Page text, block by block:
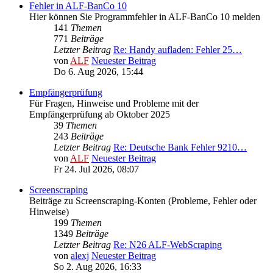
Fehler in ALF-BanCo 10
Hier können Sie Programmfehler in ALF-BanCo 10 melden
141 Themen
771 Beiträge
Letzter Beitrag Re: Handy aufladen: Fehler 25…
vonALF Neuester Beitrag
Do 6. Aug 2026, 15:44
Empfängerprüfung
Für Fragen, Hinweise und Probleme mit der
Empfängerprüfung ab Oktober 2025
39 Themen
243 Beiträge
Letzter Beitrag Re: Deutsche Bank Fehler 9210…
vonALF Neuester Beitrag
Fr 24. Jul 2026, 08:07
Screenscraping
Beiträge zu Screenscraping-Konten (Probleme, Fehler oder
Hinweise)
199 Themen
1349 Beiträge
Letzter Beitrag Re: N26 ALF-WebScraping
von alexj Neuester Beitrag
So 2. Aug 2026, 16:33